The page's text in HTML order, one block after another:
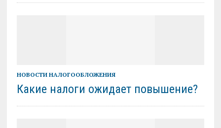
НОВОСТИ НАЛОГООБЛОЖЕНИЯ
Какие налоги ожидает повышение?